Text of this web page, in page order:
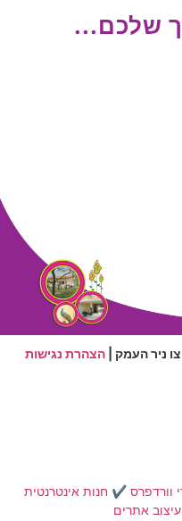
שלכם...
ניר העמק | הצהרת נגישות
וורדפרס ✔️ חנות אינטרנטית
עיצוב אתרים